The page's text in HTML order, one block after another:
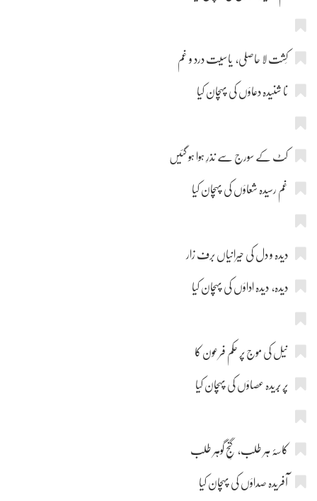
کِشت لا حاصلی، یاسیت درد و غم
نا شنیدہ دعاؤں کی پہچان کیا
کٹ کے سورج سے نذرِ ہوا ہو گئیں
غم رسیدہ شعاؤں کی پہچان کیا
دیدہ و دل کی حیرانیاں برف زار
دیدہ، دیدہ اداؤں کی پہچان کیا
نیل کی موج پر حکم فرعون کا
پر بُریدہ عصاؤں کی پہچان کیا
کاسۂ ہر طلب، گنجِ گوہر طلب
آفریدہ صداؤں کی پہچان کیا